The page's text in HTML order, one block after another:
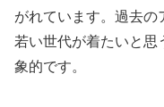
がれています。過去
若い世代が着たいと思
象的です。